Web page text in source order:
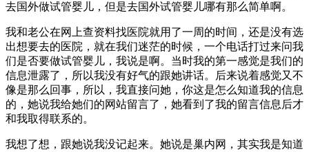
去国外做试管婴儿，但是去国外试管婴儿哪有那么简单啊。
我和老公在网上查资料找医院就用了一周的时间，还是没有选
出想要去的医院，就在我们迷茫的时候，一个电话打过来问我
们是否要做试管婴儿，我说是啊。当时我的第一感觉是我们的
信息泄露了，所以我没有好气的跟她讲话。后来说着感觉又不
像是那么回事，所以，我直接问她，你这是怎么知道我的信息
的，她说我给她们的网站留言了，她看到了我的留言信息后才
和我取得联系的。
我想了想，跟她说我没记起来。她说是巢内网，其实我是知道